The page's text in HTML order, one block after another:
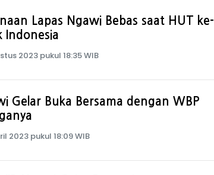
Lapas Ngawi Bebas saat HUT ke-
Indonesia
2023 pukul 18:35 WIB
Gelar Buka Bersama dengan WBP
2023 pukul 18:09 WIB